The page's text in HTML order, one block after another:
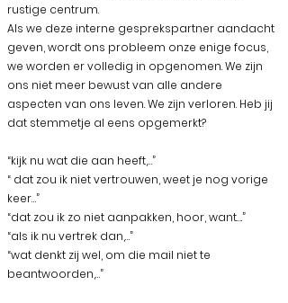
rustige centrum.
Als we deze interne gesprekspartner aandacht
geven, wordt ons probleem onze enige focus,
we worden er volledig in opgenomen. We zijn
ons niet meer bewust van alle andere
aspecten van ons leven. We zijn verloren. Heb jij
dat stemmetje al eens opgemerkt?
“kijk nu wat die aan heeft,…”
“ dat zou ik niet vertrouwen, weet je nog vorige
keer…”
“dat zou ik zo niet aanpakken, hoor, want….”
“als ik nu vertrek dan,…”
“wat denkt zij wel, om die mail niet te
beantwoorden,…”